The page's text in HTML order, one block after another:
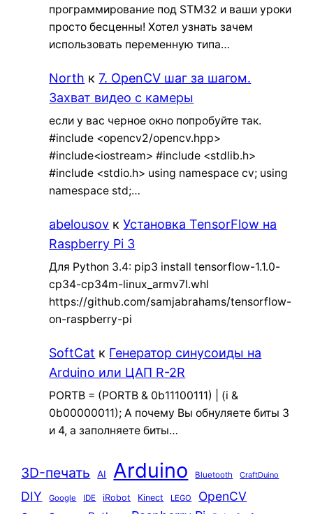
программирование под STM32 и ваши уроки
просто бесценны! Хотел узнать зачем
использовать переменную типа…
North к7. OpenCV шаг за шагом.
Захват видео с камеры
если у вас черное окно попробуйте так.
#include <opencv2/opencv.hpp>
#include<iostream> #include <stdlib.h>
#include <stdio.h> using namespace cv; using
namespace std;…
abelousov кУстановка TensorFlow на
Raspberry Pi 3
Для Python 3.4: pip3 install tensorflow-1.1.0-
cp34-cp34m-linux_armv7l.whl
https://github.com/samjabrahams/tensorflow-
on-raspberry-pi
SoftCat к Генератор синусоиды на
Arduino или ЦАП R-2R
PORTB = (PORTB & 0b11100111) | (i &
0b00000011); А почему Вы обнуляете биты 3
и 4, а заполняете биты…
3D-печать AI Arduino Bluetooth CraftDuino
DIY Google IDE iRobot Kinect LEGO OpenCV